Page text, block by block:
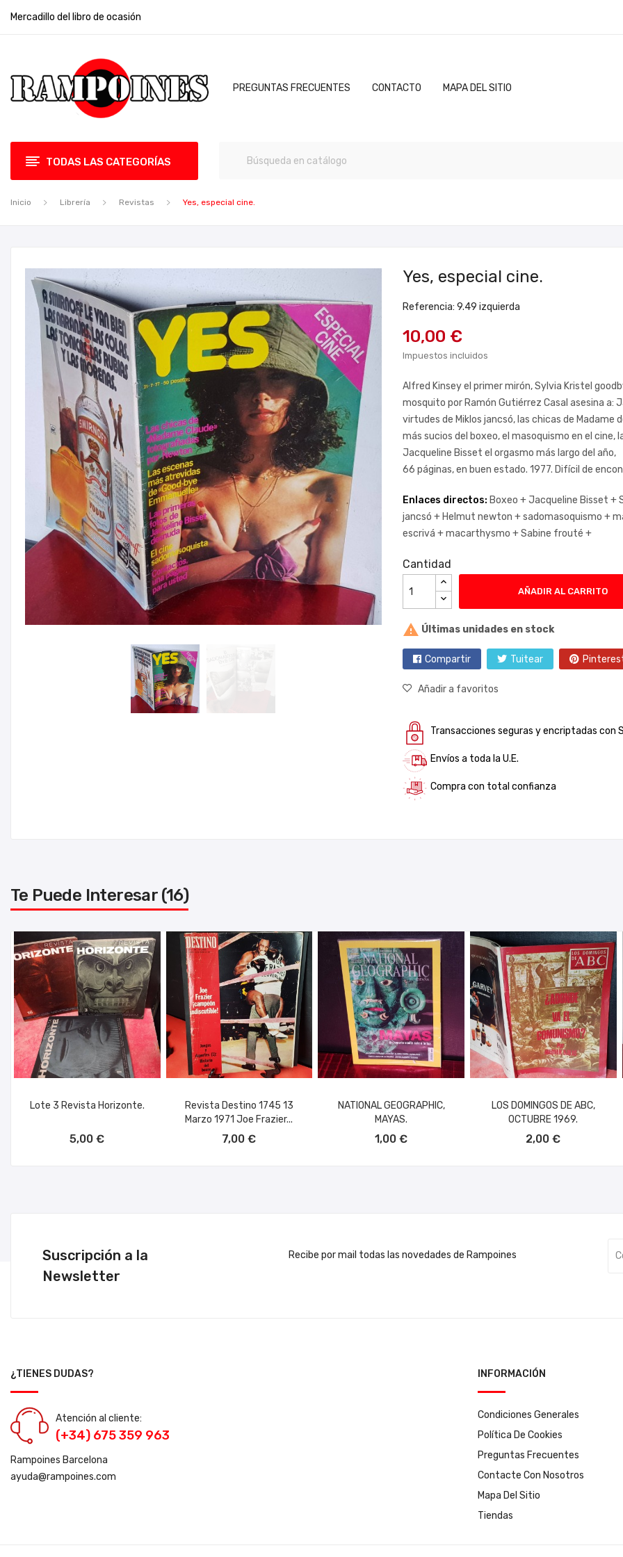
Mercadillo del libro de ocasión
PREGUNTAS FRECUENTES CONTACTO MAPA DEL SITIO
TODAS LAS CATEGORÍAS
Inicio Librería Revistas Yes, especial cine.
Yes, especial cine.
Referencia: 9.49 izquierda
10,00 €
Impuestos incluidos
Alfred Kinsey el primer mirón, Sylvia Kristel
mosquito por Ramón Gutiérrez Casal asesina a:
virtudes de Miklos jancsó, las chicas de
más sucios del boxeo, el masoquismo en el
Jacqueline Bisset el orgasmo más largo del año,
66 páginas, en buen estado. 1977. Difícil de
Enlaces directos: Boxeo +Jacqueline Bisset +
jancsó + Helmut newton +sadomasoquismo +
escrivá +macarthysmo +Sabine frouté +
Cantidad
AÑADIR AL CARRITO
 Últimas unidades en stock
Compartir Tuitear
Añadir a favoritos
Transacciones seguras y encriptadas con
Envíos a toda la U.E.
Compra con total confianza
Te Puede Interesar (16)
Lote 3 Revista Horizonte.
5,00 €
Revista Destino 1745 13
Marzo 1971 Joe Frazier...
7,00 €
NATIONAL GEOGRAPHIC,
MAYAS.
1,00 €
LOS DOMINGOS DE ABC,
OCTUBRE 1969.
2,00 €
Suscripción a la
Newsletter
Recibe por mail todas las novedades de Rampoines
¿TIENES DUDAS?
Atención al cliente:
(+34) 675 359 963
Rampoines Barcelona
ayuda@rampoines.com
INFORMACIÓN
Condiciones Generales
Política De Cookies
Preguntas Frecuentes
Contacte Con Nosotros
Mapa Del Sitio
Tiendas